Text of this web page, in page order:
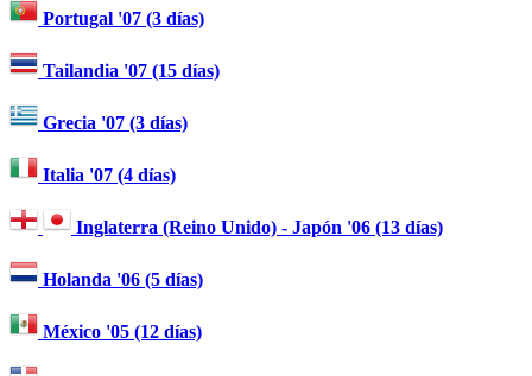
Portugal '07 (3 días)
Tailandia '07 (15 días)
Grecia '07 (3 días)
Italia '07 (4 días)
Inglaterra (Reino Unido) - Japón '06 (13 días)
Holanda '06 (5 días)
México '05 (12 días)